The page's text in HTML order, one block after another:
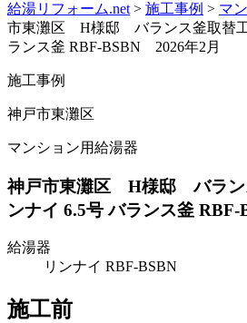
給湯リフォーム.net > 施工事例 > マ
市東灘区 H様邸 バランス釜取替
ランス釜 RBF-BSBN 2026年2月
施工事例
神戸市東灘区
マンション用給湯器
神戸市東灘区 H様邸 バラ
ンナイ 6.5号 バランス釜
給湯器
リンナイ RBF-BSBN
施工前